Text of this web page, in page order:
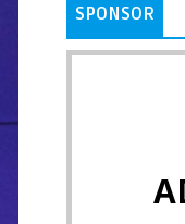
SPONSOR